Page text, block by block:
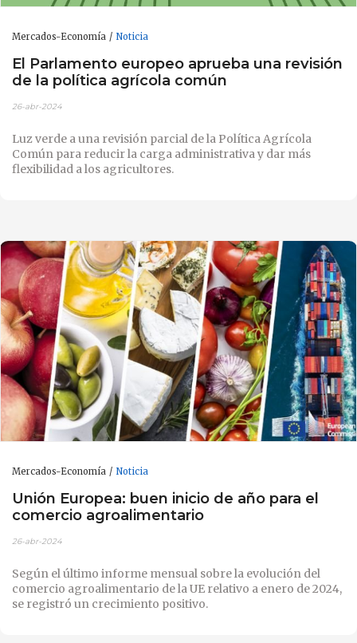
Mercados-Economía Noticia
El Parlamento europeo aprueba una revisión
de la política agrícola común
26-abr-2024
Luz verde a una revisión parcial de la Política Agrícola
Común para reducir la carga administrativa y dar más
flexibilidad a los agricultores.
Mercados-Economía Noticia
Unión Europea: buen inicio de año para el
comercio agroalimentario
26-abr-2024
Según el último informe mensual sobre la evolución del
comercio agroalimentario de la UE relativo a enero de 2024,
se registró un crecimiento positivo.